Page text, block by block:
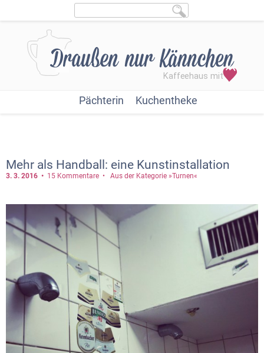
Pächterin Kuchentheke
Mehr als Handball: eine Kunstinstallation
3. 3. 2016 15 Kommentare Aus der Kategorie »Turnen«